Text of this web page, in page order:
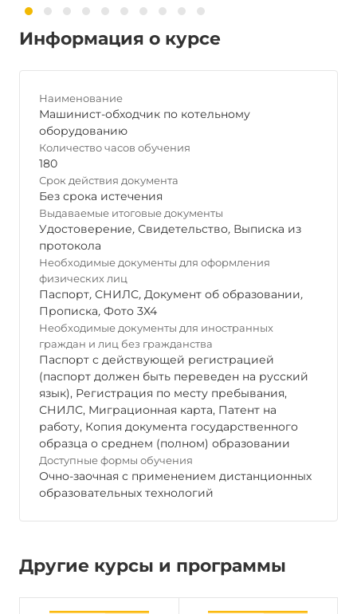
Информация о курсе
Наименование
Машинист-обходчик по котельному
оборудованию
Количество часов обучения
180
Срок действия документа
Без срока истечения
Выдаваемые итоговые документы
Удостоверение, Свидетельство, Выписка из
протокола
Необходимые документы для оформления
физических лиц
Паспорт, СНИЛС, Документ об образовании,
Прописка, Фото 3Х4
Необходимые документы для иностранных
граждан и лиц без гражданства
Паспорт с действующей регистрацией
(паспорт должен быть переведен на русский
язык), Регистрация по месту пребывания,
СНИЛС, Миграционная карта, Патент на
работу, Копия документа государственного
образца о среднем (полном) образовании
Доступные формы обучения
Очно-заочная с применением дистанционных
образовательных технологий
Другие курсы и программы